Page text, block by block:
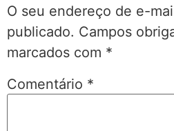
O seu endereço de e-
publicado. Campos
marcados com *
Comentário *